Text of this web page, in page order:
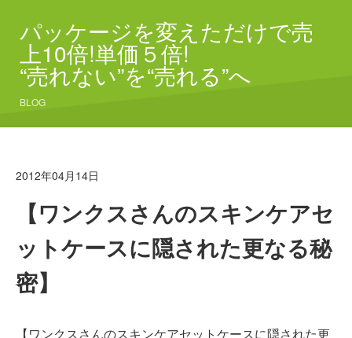
パッケージを変えただけで売
上10倍!単価５倍!
“売れない”を“売れる”へ
BLOG
2012年04月14日
【ワンクスさんのスキンケアセ
ットケースに隠された更なる秘
密】
【ワンクスさんのスキンケアセットケースに隠された更